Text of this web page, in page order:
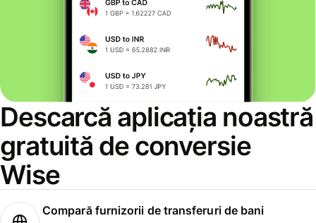
Descarcă aplicația noastră
gratuită de conversie
Wise
Compară furnizorii de transferuri de bani